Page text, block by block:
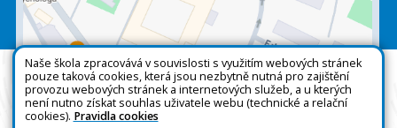
Všechna práva vyhrazena. Copyright © 2026 |
Mapa stránek|Kontakty|Přihlásit|Prohlášení
o přístupnosti
Naše škola zpracovává v souvislosti s využitím webových stránek
pouze taková cookies, která jsou nezbytně nutná pro zajištění
provozu webových stránek a internetových služeb, a u kterých
není nutno získat souhlas uživatele webu (technické a relační
cookies). Pravidla cookies